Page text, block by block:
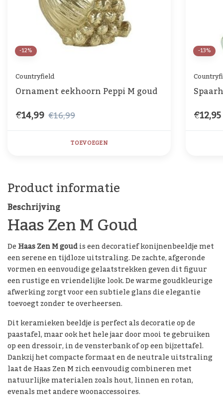
-12%
Countryfield
Ornament eekhoorn Peppi M goud
€14,99 €16,99
TOEVOEGEN
-13%
€12,95
Product informatie
Beschrijving
Haas Zen M Goud
DeHaas Zen M goudis een decoratief konijnenbeeldje met
een serene en tijdloze uitstraling. De zachte, afgeronde
vormen en eenvoudige gelaatstrekken geven dit figuur
een rustige en vriendelijke look. De warme goudkleurige
afwerking zorgt voor een subtiele glans die elegantie
toevoegt zonder te overheersen.
Dit keramieken beeldje is perfect als decoratie op de
paastafel, maar ook het hele jaar door mooi te gebruiken
op een dressoir, in de vensterbank of op een bijzettafel.
Dankzij het compacte formaat en de neutrale uitstraling
laat de Haas Zen M zich eenvoudig combineren met
natuurlijke materialen zoals hout, linnen en rotan,
evenals met andere woonaccessoires.